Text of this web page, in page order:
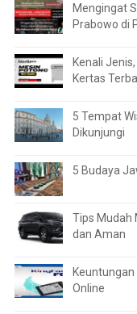
Mengingat
Prabowo di
Kenali
Kertas
5 Tempat
Dikunjungi
5 Budaya
Tips Mudah
dan Aman
Online